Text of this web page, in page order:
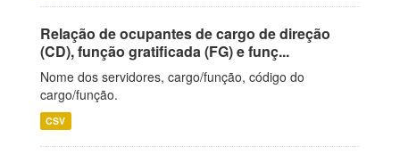
Relação de ocupantes de cargo de direção
(CD), função gratificada (FG) e funç...
Nome dos servidores, cargo/função, código do
cargo/função.
CSV